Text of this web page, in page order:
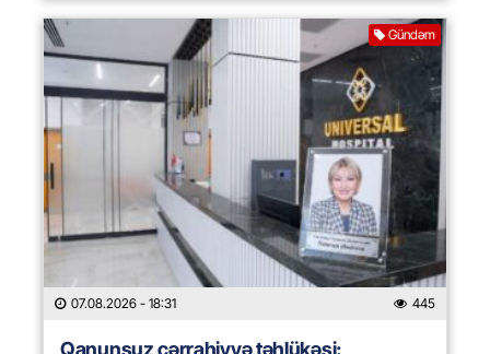
Gündəm
07.08.2026 - 18:31 445
Qanunsuz cərrahiyyə təhlükəsi: